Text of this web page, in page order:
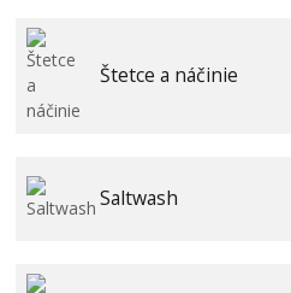
Štetce a náčinie
Saltwash